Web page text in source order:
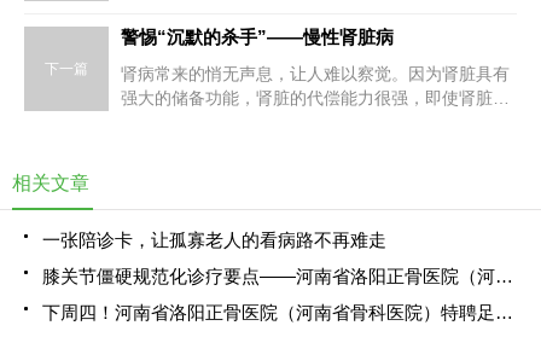
状等等。
下一篇
警惕“沉默的杀手”——慢性肾脏病
肾病常来的悄无声息，让人难以察觉。因为肾脏具有
强大的储备功能，肾脏的代偿能力很强，即使肾脏出
相关文章
一张陪诊卡，让孤寡老人的看病路不再难走
膝关节僵硬规范化诊疗要点——河南省洛阳正骨医院（河南省骨科医院）郑州院区顺利开展第三百八十期“主任.博士”论坛
下周四！河南省洛阳正骨医院（河南省骨科医院）特聘足踝外科专家俞光荣教授将到洛阳院区进行疑难病会诊